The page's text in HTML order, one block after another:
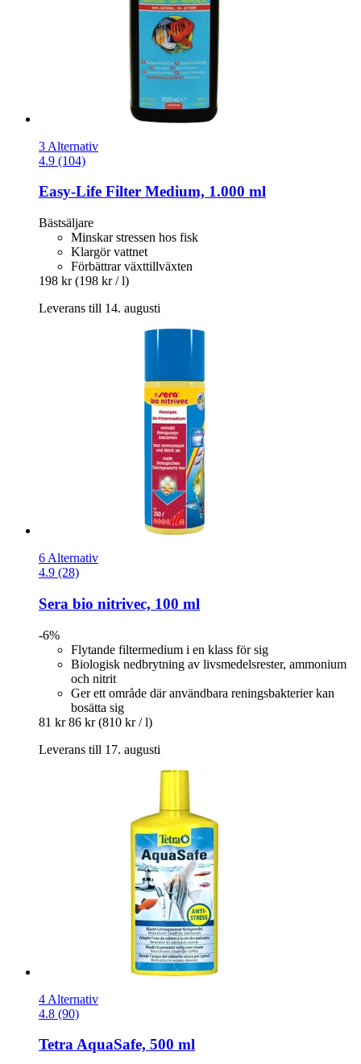
3 Alternativ
4.9 (104)
Easy-Life Filter Medium, 1.000 ml
Bästsäljare
Minskar stressen hos fisk
Klargör vattnet
Förbättrar växttillväxten
198 kr (198 kr / l)
Leverans till 14. augusti
6 Alternativ
4.9 (28)
Sera bio nitrivec, 100 ml
-6%
Flytande filtermedium i en klass för sig
Biologisk nedbrytning av livsmedelsrester, ammonium
och nitrit
Ger ett område där användbara reningsbakterier kan
bosätta sig
81 kr 86 kr (810 kr / l)
Leverans till 17. augusti
4 Alternativ
4.8 (90)
TetraAquaSafe, 500 ml